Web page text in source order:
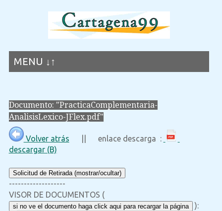
MENU ↓↑
Documento: "PracticaComplementaria-
AnalisisLexico-JFlex.pdf"
Volver atrás || enlace descarga :
descargar (B)
Solicitud de Retirada (mostrar/ocultar)
-------------------
VISOR DE DOCUMENTOS (
si no ve el documento haga click aqui para recargar la página ):